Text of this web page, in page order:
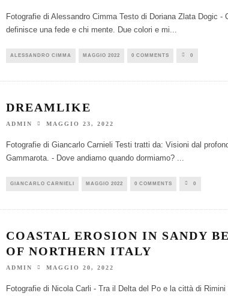
Fotografie di Alessandro Cimma Testo di Doriana Zlata Dogic -
definisce una fede e chi mente. Due colori e mi...
ALESSANDRO CIMMA MAGGIO 2022 0 COMMENTS 0
DREAMLIKE
ADMIN MAGGIO 23, 2022
Fotografie di Giancarlo Carnieli Testi tratti da: Visioni dal
Gammarota. - Dove andiamo quando dormiamo? ...
GIANCARLO CARNIELI MAGGIO 2022 0 COMMENTS 0
COASTAL EROSION IN SANDY
OF NORTHERN ITALY
ADMIN MAGGIO 20, 2022
Fotografie di Nicola Carli - Tra il Delta del Po e la città di